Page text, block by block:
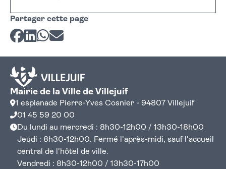
+
−
Partager cette page
Partager sur Facebook
Partager sur LinkedIn
Partager sur Whatsapp
Partager par courriel
Mairie de la Ville de Villejuif
1 esplanade Pierre-Yves Cosnier - 94807 Villejuif
01 45 59 20 00
Du lundi au mercredi : 8h30-12h00 / 13h30-18h00
Jeudi : 8h30-12h00. Fermé l'après-midi, sauf l'accueil
central de l'hôtel de ville.
Vendredi : 8h30-12h00 / 13h30-17h00